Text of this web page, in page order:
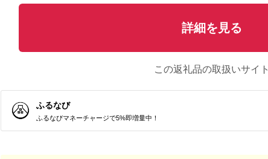
詳細を見る
この返礼品の取扱いサイト
ふるなび
ふるなびマネーチャージで5%即増量中！